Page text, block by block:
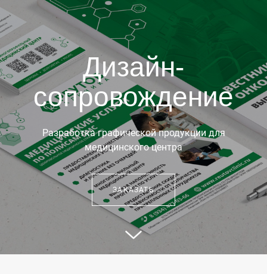
Дизайн-
сопровождение
Разработка графической продукции для
медицинского центра
ЗАКАЗАТЬ